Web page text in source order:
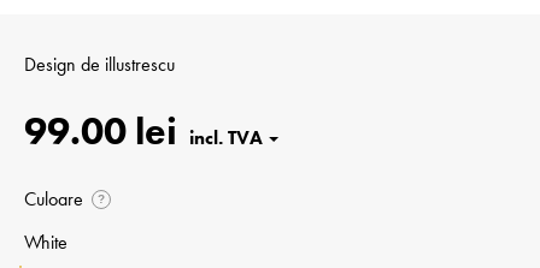
Design de illustrescu
99.00 lei
Culoare ?
White